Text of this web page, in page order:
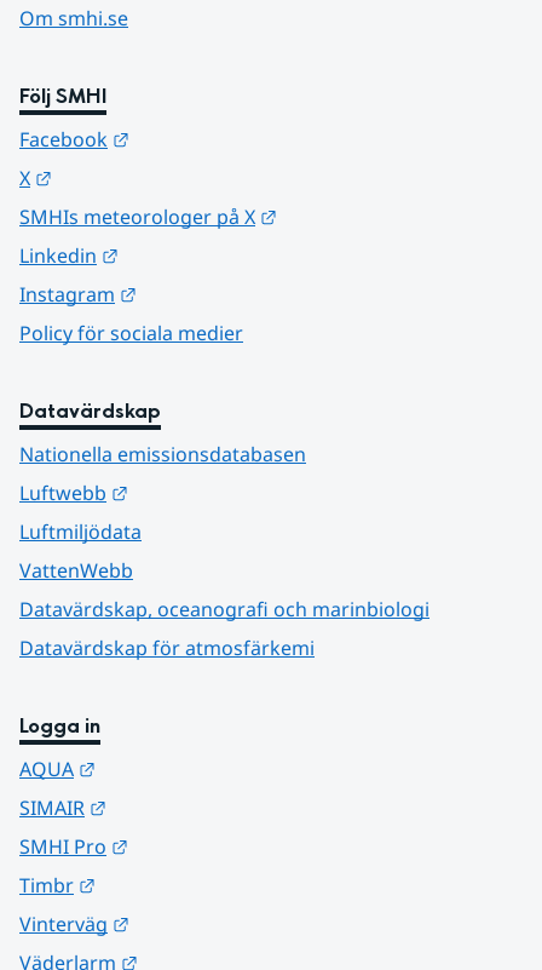
Om smhi.se
Följ SMHI
Facebook
X
SMHIs meteorologer på X
Linkedin
Instagram
Policy för sociala medier
Datavärdskap
Nationella emissionsdatabasen
Luftwebb
Luftmiljödata
VattenWebb
Datavärdskap, oceanografi och marinbiologi
Datavärdskap för atmosfärkemi
Logga in
AQUA
SIMAIR
SMHI Pro
Timbr
Vinterväg
Väderlarm